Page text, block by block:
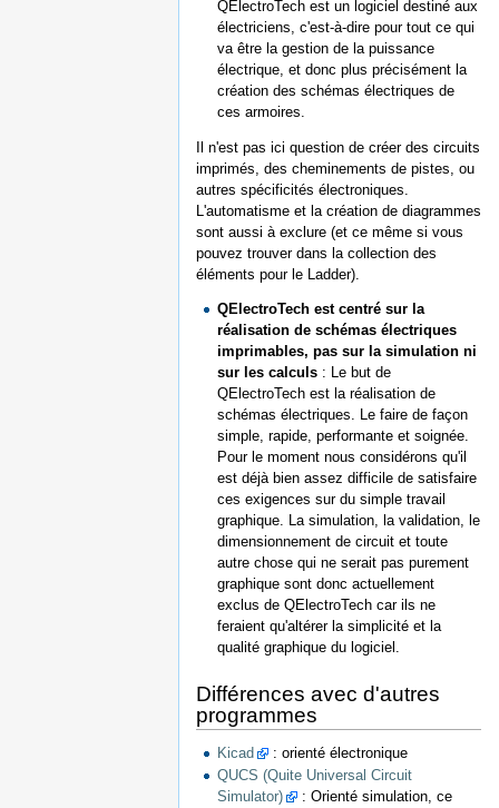
QElectroTech est un logiciel destiné aux
électriciens, c'est-à-dire pour tout ce qui
va être la gestion de la puissance
électrique, et donc plus précisément la
création des schémas électriques de
ces armoires.
Il n'est pas ici question de créer des circuits
imprimés, des cheminements de pistes, ou
autres spécificités électroniques.
L'automatisme et la création de diagrammes
sont aussi à exclure (et ce même si vous
pouvez trouver dans la collection des
éléments pour le Ladder).
QElectroTech est centré sur la
réalisation de schémas électriques
imprimables, pas sur la simulation ni
sur les calculs : Le but de
QElectroTech est la réalisation de
schémas électriques. Le faire de façon
simple, rapide, performante et soignée.
Pour le moment nous considérons qu'il
est déjà bien assez difficile de satisfaire
ces exigences sur du simple travail
graphique. La simulation, la validation, le
dimensionnement de circuit et toute
autre chose qui ne serait pas purement
graphique sont donc actuellement
exclus de QElectroTech car ils ne
feraient qu'altérer la simplicité et la
qualité graphique du logiciel.
Différences avec d'autres
programmes
Kicad
: orienté électronique
QUCS (Quite Universal Circuit
Simulator)
: Orienté simulation, ce